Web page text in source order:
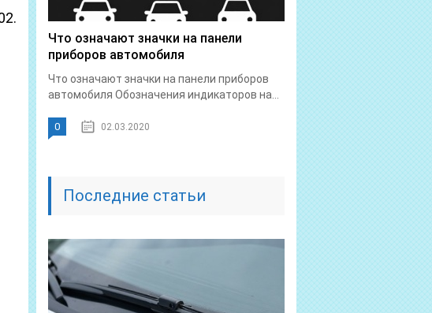
Что означают значки на панели
приборов автомобиля
Что означают значки на панели приборов
автомобиля Обозначения индикаторов на...
0 02.03.2020
Последние статьи